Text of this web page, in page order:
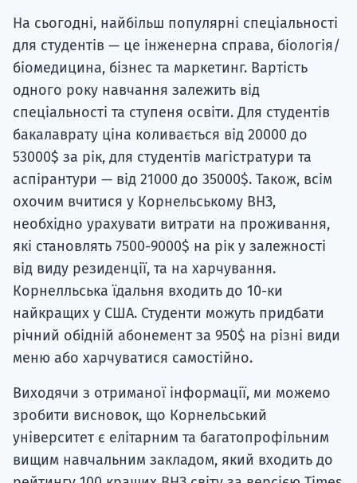
На сьогодні, найбільш популярні спеціальності
для студентів — це інженерна справа, біологія/
біомедицина, бізнес та маркетинг. Вартість
одного року навчання залежить від
спеціальності та ступеня освіти. Для студентів
бакалаврату ціна коливається від 20000 до
53000$ за рік, для студентів магістратури та
аспірантури — від 21000 до 35000$. Також, всім
охочим вчитися у Корнельському ВНЗ,
необхідно урахувати витрати на проживання,
які становлять 7500-9000$ на рік у залежності
від виду резиденції, та на харчування.
Корнелльська їдальня входить до 10-ки
найкращих у США. Студенти можуть придбати
річний обідній абонемент за 950$ на різні види
меню або харчуватися самостійно.
Виходячи з отриманої інформації, ми можемо
зробити висновок, що Корнельський
університет є елітарним та багатопрофільним
вищим навчальним закладом, який входить до